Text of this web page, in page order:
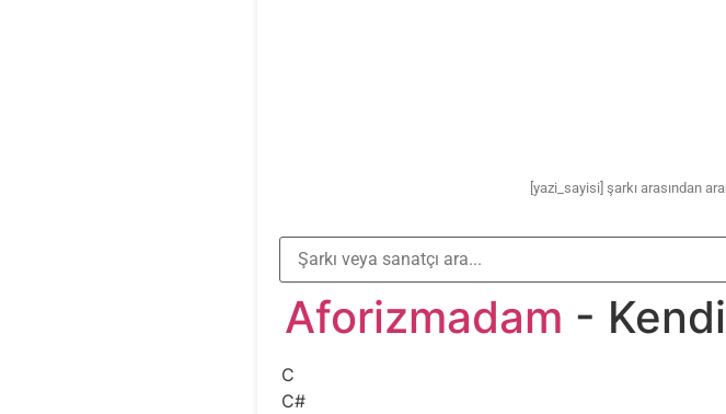
[yazi_sayisi] şarkı arasından
Aforizmadam -
C
C#